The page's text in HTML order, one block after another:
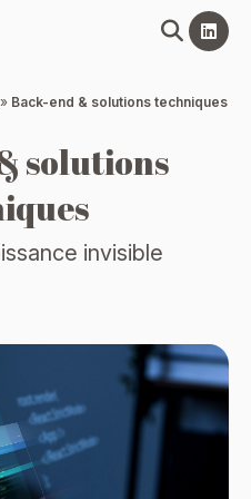
» Back-end & solutions techniques
solutions
invisible